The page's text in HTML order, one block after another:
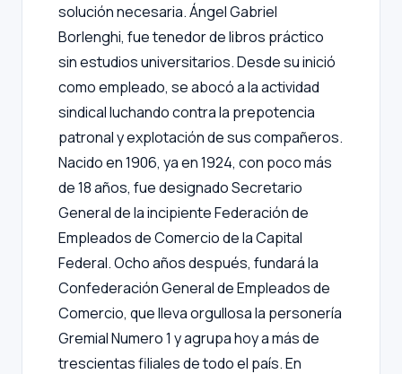
solución necesaria. Ángel Gabriel
Borlenghi, fue tenedor de libros práctico
sin estudios universitarios. Desde su inició
como empleado, se abocó a la actividad
sindical luchando contra la prepotencia
patronal y explotación de sus compañeros.
Nacido en 1906, ya en 1924, con poco más
de 18 años, fue designado Secretario
General de la incipiente Federación de
Empleados de Comercio de la Capital
Federal. Ocho años después, fundará la
Confederación General de Empleados de
Comercio, que lleva orgullosa la personería
Gremial Numero 1 y agrupa hoy a más de
trescientas filiales de todo el país. En